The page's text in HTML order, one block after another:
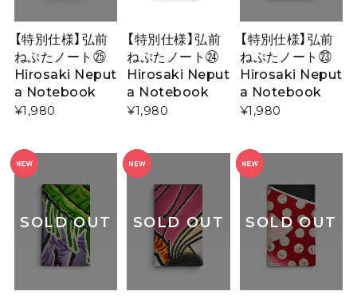
【特別仕様】弘前
ねぷたノート㉕
Hirosaki Neput
a Notebook
¥1,980
【特別仕様】弘前
ねぷたノート㉔
Hirosaki Neput
a Notebook
¥1,980
【特別仕様】弘前
ねぷたノート㉓
Hirosaki Neput
a Notebook
¥1,980
SOLD OUT SOLD OUT SOLD OUT